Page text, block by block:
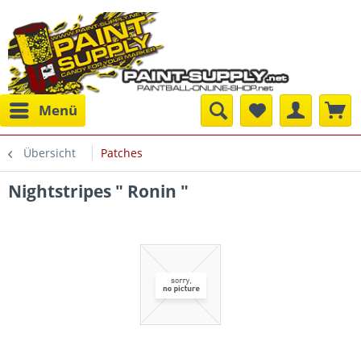
Menü
Übersicht Patches
Nightstripes " Ronin "